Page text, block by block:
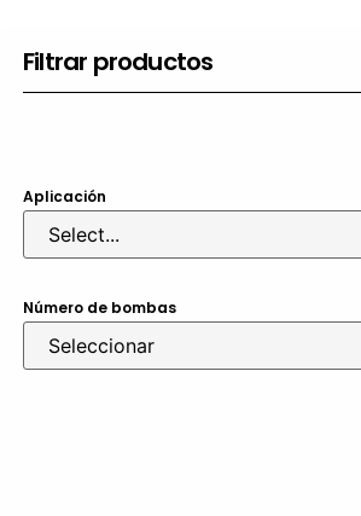
Filtrar productos
Aplicación
Número de bombas